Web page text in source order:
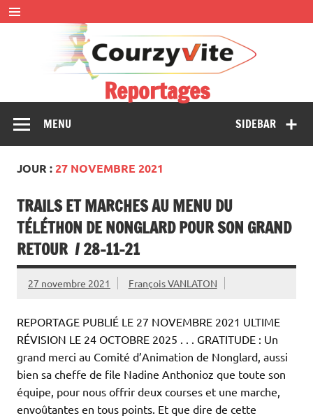
Skip
to
content
Reportages
SIDEBAR
MENU
JOUR :27 NOVEMBRE 2021
TRAILS ET MARCHES AU MENU DU
TÉLÉTHON DE NONGLARD POUR SON GRAND
RETOUR / 28-11-21
27 novembre 2021 François VANLATON
REPORTAGE PUBLIÉ LE 27 NOVEMBRE 2021 ULTIME
RÉVISION LE 24 OCTOBRE 2025 . . . GRATITUDE : Un
grand merci au Comité d’Animation de Nonglard, aussi
bien sa cheffe de file Nadine Anthonioz que toute son
équipe, pour nous offrir deux courses et une marche,
envoûtantes en tous points. Et que dire de cette